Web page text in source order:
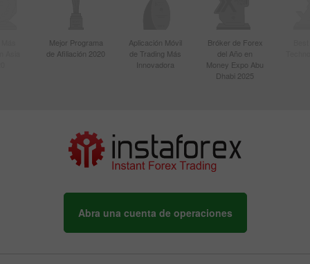
Mejor Programa
de Afiliación 2020
Aplicación Móvil
de Trading Más
Innovadora
Bróker de Forex
del Año en
Money Expo Abu
Dhabi 2025
Abra una cuenta de operaciones